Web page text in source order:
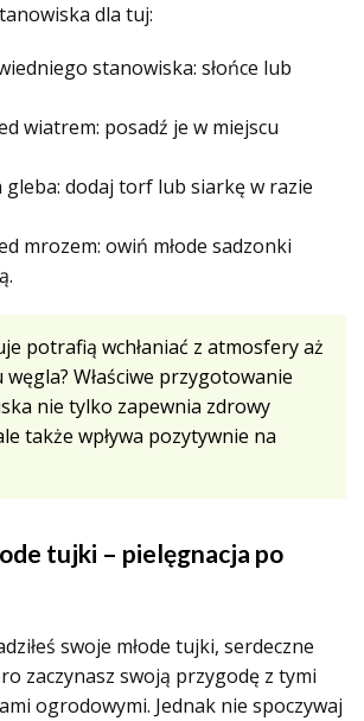
dla tuj:
stanowiska: słońce lub
wiatrem: posadź je w miejscu
gleba: dodaj torf lub siarkę w razie
mrozem: owiń młode sadzonki
potrafią wchłaniać z atmosfery aż
Właściwe przygotowanie
nie tylko zapewnia zdrowy
także wpływa pozytywnie na
tujki – pielęgnacja po
swoje młode tujki, serdeczne
zaczynasz swoją przygodę z tymi
ogrodowymi. Jednak nie spoczywaj